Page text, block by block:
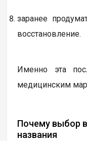
заранее
восстановление.
Именно эта
медицинским
Почему выбор
названия